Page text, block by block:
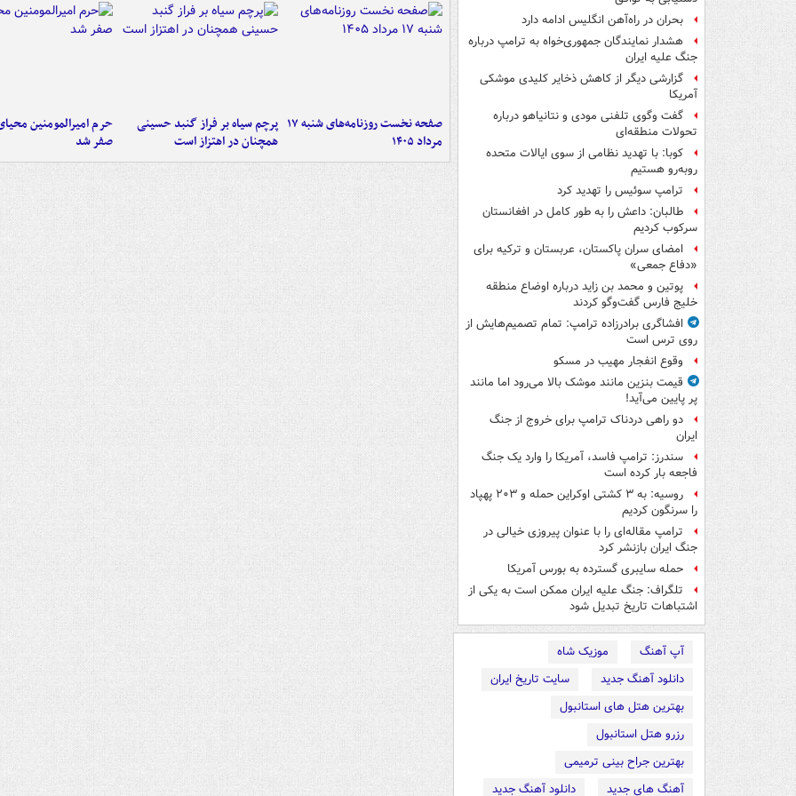
بحران در راه‌آهن انگلیس ادامه دارد
هشدار نمایندگان جمهوری‌خواه به ترامپ درباره
جنگ علیه ایران
گزارشی دیگر از کاهش ذخایر کلیدی موشکی
آمریکا
گفت وگوی تلفنی مودی و نتانیاهو درباره
تحولات منطقه‌ای
کوبا: با تهدید نظامی از سوی ایالات متحده
روبه‌رو هستیم
ترامپ سوئیس را تهدید کرد
طالبان: داعش را به طور کامل در افغانستان
سرکوب کردیم
امضای سران پاکستان، عربستان و ترکیه برای
«دفاع جمعی»
پوتین و محمد بن زاید درباره اوضاع منطقه
خلیج فارس گفت‌وگو کردند
افشاگری برادرزاده ترامپ: تمام تصمیم‌هایش از
روی ترس است
وقوع انفجار مهیب در مسکو
قیمت بنزین مانند موشک بالا می‌رود اما مانند
پر پایین می‌آید!
دو راهی دردناک ترامپ برای خروج از جنگ
ایران
سندرز: ترامپ فاسد، آمریکا را وارد یک جنگ
فاجعه بار کرده است
روسیه: به ۳ کشتی اوکراین حمله و ۲۰۳ پهپاد
را سرنگون کردیم
ترامپ مقاله‌ای را با عنوان پیروزی خیالی در
جنگ ایران بازنشر کرد
حمله سایبری گسترده به بورس آمریکا
تلگراف: جنگ علیه ایران ممکن است به یکی از
اشتباهات تاریخ تبدیل شود
آپ آهنگ
موزیک شاه
دانلود آهنگ جدید
سایت تاریخ ایران
بهترین هتل های استانبول
رزرو هتل استانبول
بهترین جراح بینی ترمیمی
آهنگ های جدید
دانلود آهنگ جدید
صفحه نخست روزنامه‌های شنبه ۱۷
مرداد ۱۴۰۵
پرچم سیاه بر فراز گنبد حسینی
همچنان در اهتزاز است
حرم امیرالمومنین
صفر شد